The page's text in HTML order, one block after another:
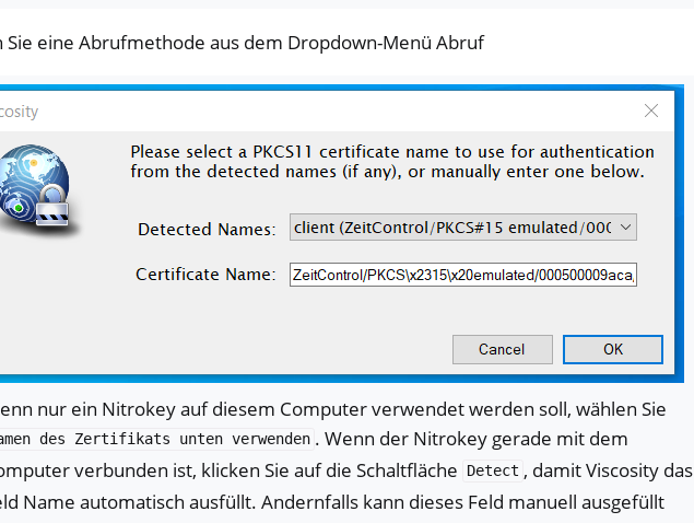
Sie eine Abrufmethode aus dem Dropdown-Menü Abruf
nur ein Nitrokey auf diesem Computer verwendet werden soll, wählen Sie
des Zertifikats unten verwenden . Wenn der Nitrokey gerade mit dem
verbunden ist, klicken Sie auf die Schaltfläche
Detect , damit Viscosity das
Name automatisch ausfüllt. Andernfalls kann dieses Feld manuell ausgefüllt